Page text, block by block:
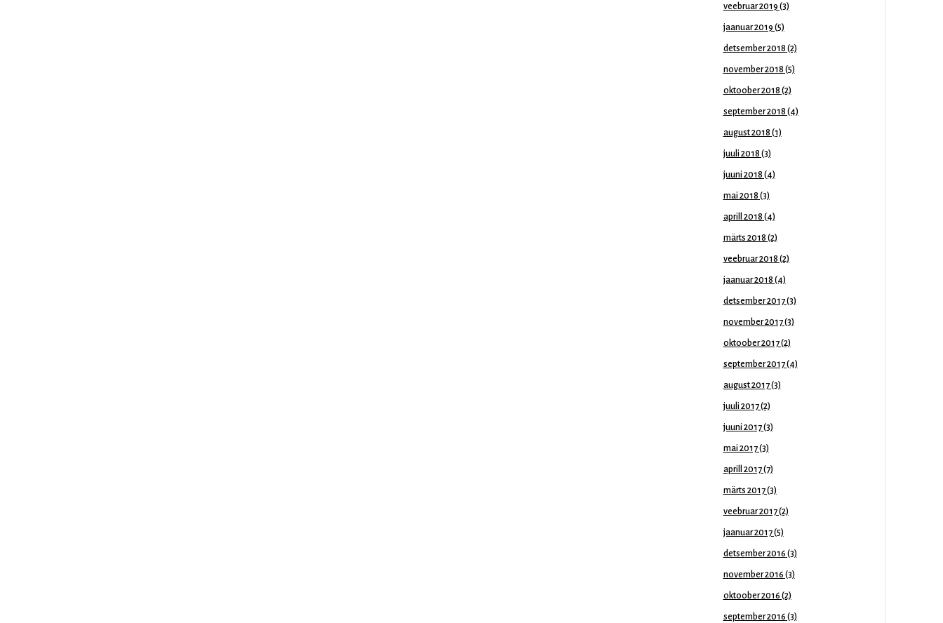
veebruar 2019 (3)
jaanuar 2019 (5)
detsember 2018 (2)
november 2018 (5)
oktoober 2018 (2)
september 2018 (4)
august 2018 (1)
juuli 2018 (3)
juuni 2018 (4)
mai 2018 (3)
aprill 2018 (4)
märts 2018 (2)
veebruar 2018 (2)
jaanuar 2018 (4)
detsember 2017(3)
november 2017(3)
oktoober 2017(2)
september 2017(4)
august 2017(3)
juuli 2017(2)
juuni 2017(3)
mai 2017(3)
aprill 2017(7)
märts 2017(3)
veebruar 2017(2)
jaanuar 2017(5)
detsember 2016 (3)
november 2016 (3)
oktoober 2016 (2)
september 2016 (3)